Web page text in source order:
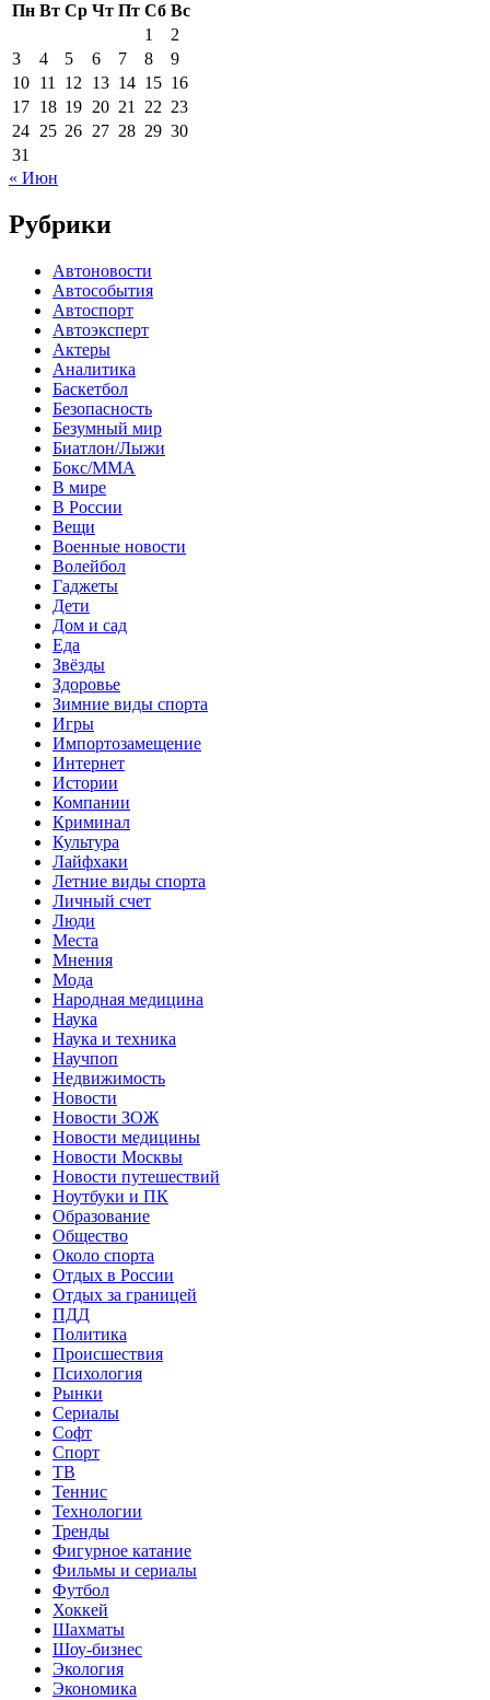
Пн Вт Ср Чт Пт Сб Вс
1
2
3
4 5 6 7 8
9
10 11 12 13 14 15 16
17 18 19 20 21 22 23
24 25 26 27 28 29 30
31
« Июн
Рубрики
Автоновости
Автособытия
Автоспорт
Автоэксперт
Актеры
Аналитика
Баскетбол
Безопасность
Безумный мир
Биатлон/Лыжи
Бокс/MMA
В мире
В России
Вещи
Военные новости
Волейбол
Гаджеты
Дети
Дом и сад
Еда
Звёзды
Здоровье
Зимние виды спорта
Игры
Импортозамещение
Интернет
Истории
Компании
Криминал
Культура
Лайфхаки
Летние виды спорта
Личный счет
Люди
Места
Мнения
Мода
Народная медицина
Наука
Наука и техника
Научпоп
Недвижимость
Новости
Новости ЗОЖ
Новости медицины
Новости Москвы
Новости путешествий
Ноутбуки и ПК
Образование
Общество
Около спорта
Отдых в России
Отдых за границей
ПДД
Политика
Происшествия
Психология
Рынки
Сериалы
Софт
Спорт
ТВ
Теннис
Технологии
Тренды
Фигурное катание
Фильмы и сериалы
Футбол
Хоккей
Шахматы
Шоу-бизнес
Экология
Экономика